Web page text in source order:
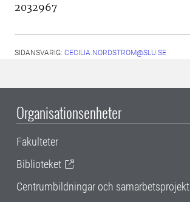
2032967
SIDANSVARIG: CECILIA.NORDSTROM@SLU.SE
Organisationsenheter
Fakulteter
Biblioteket
Centrumbildningar och samarbetsprojekt